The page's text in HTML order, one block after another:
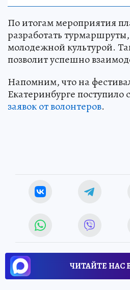
По итогам мероприятия
разработать
молодежной культурой.
позволит успешно
Напомним, что на
Екатеринбурге поступило
заявок от волонтеров.
ЧИТАЙТЕ НАС